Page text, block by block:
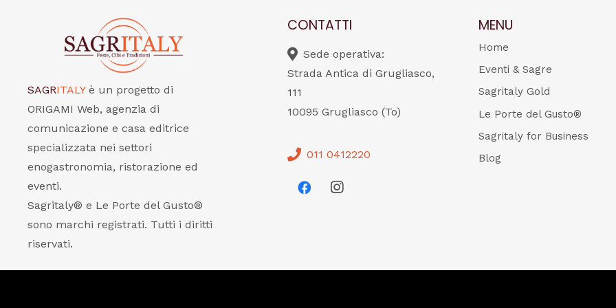
SAGRITALY è un progetto di
ORIGAMI Web, agenzia di
comunicazione e casa editrice
specializzata nei settori
enogastronomia, ristorazione ed
eventi.
Sagritaly® e Le Porte del Gusto®
sono marchi registrati. Tutti i diritti
riservati.
CONTATTI
Sede operativa:
Strada Antica di Grugliasco,
111
10095 Grugliasco (To)
011 0412220
MENU
Home
Eventi & Sagre
Sagritaly Gold
Le Porte del Gusto®
Sagritaly for Business
Blog